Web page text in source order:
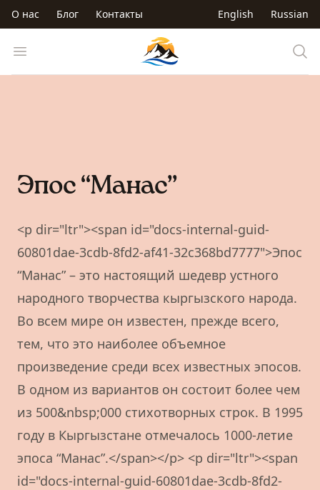
Перейти к основному содержанию
О нас Блог Контакты English Russian
Open menu Trip to Kyrgyzstan
Эпос “Манас”
<p dir="ltr"><span id="docs-internal-guid-
60801dae-3cdb-8fd2-af41-32c368bd7777">Эпос
“Манас” – это настоящий шедевр устного
народного творчества кыргызского народа.
Во всем мире он известен, прежде всего,
тем, что это наиболее объемное
произведение среди всех известных эпосов.
В одном из вариантов он состоит более чем
из 500&nbsp;000 стихотворных строк. В 1995
году в Кыргызстане отмечалось 1000-летие
эпоса “Манас”.</span></p> <p dir="ltr"><span
id="docs-internal-guid-60801dae-3cdb-8fd2-